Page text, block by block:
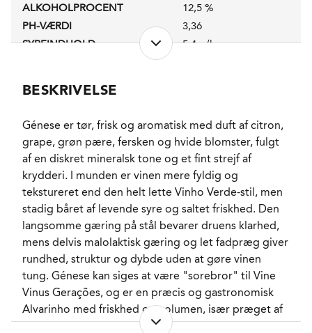
ALKOHOLPROCENT
12,5 %
PH-VÆRDI
3,36
SYREINDHOLD
5,4 g/l
FORVENTET HOLDBARHED
EMBALLAGETYPE
Flaske (75 cl)
VARENR.
301753
NØGLEORD Citrus, Grape, Grøn
pære, Fersken, Hvide
blomster, Krydderurter
PASSER GODT TIL
Skaldyr, Sushi,
Ceviche, Fisk, Kylling
Faste oste
KARAKTERISTIKA
, Aromatisk
Præcis, Mellemfyldig
VINIFIKATION
Fad, Krydret
BESKRIVELSE
Génese er tør, frisk og aromatisk med duft af citron,
grape, grøn pære, fersken og hvide blomster, fulgt
af en diskret mineralsk tone og et fint strejf af
krydderi. I munden er vinen mere fyldig og
tekstureret end den helt lette Vinho Verde-stil, men
stadig båret af levende syre og saltet friskhed. Den
langsomme gæring på stål bevarer druens klarhed,
mens delvis malolaktisk gæring og let fadpræg giver
rundhed, struktur og dybde uden at gøre vinen
tung. Génese kan siges at være "sorebror" til Vine
Vinus Gerações, og er en præcis og gastronomisk
Alvarinho med friskhed og volumen, især præget af
de højere beliggende vinmarker.